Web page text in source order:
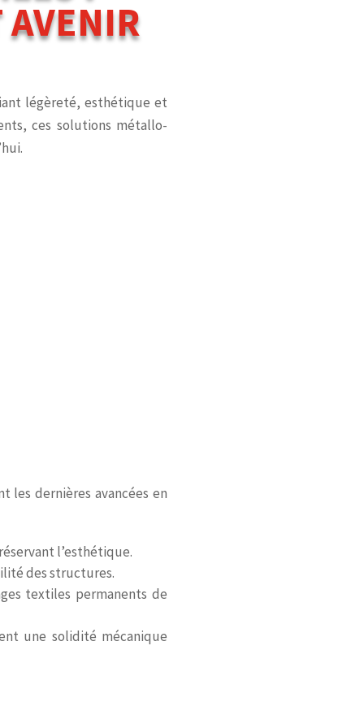
AVENIR
légèreté, esthétique et
ces solutions métallo-
les dernières avancées en
l’esthétique.
des structures.
textiles permanents de
une solidité mécanique